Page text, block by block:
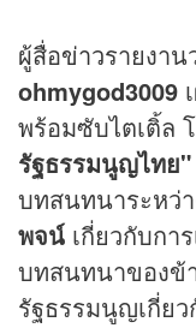
ผู้สื่อข่าวรายงา
ohmygod3009
พร้อมซับไตเติ้ล
รัฐธรรมนูญไทย"
บทสนทนาระหว่
พจน์ เกี่ยวกับกา
บทสนทนาของข้
รัฐธรรมนูญเกี่ยว